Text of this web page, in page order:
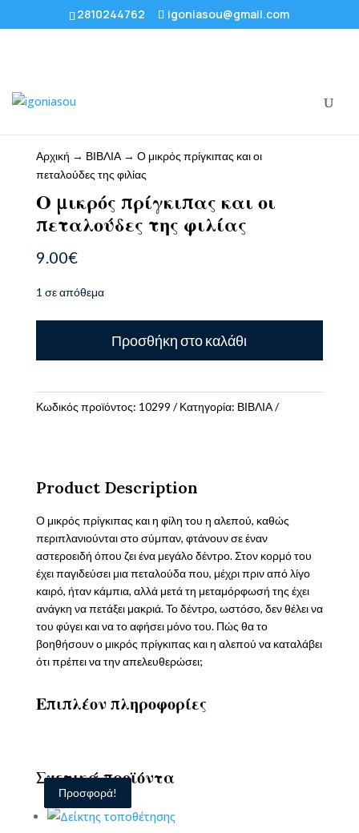
2810244762 igoniasou@gmail.com
Αρχική → ΒΙΒΛΙΑ→ Ο μικρός πρίγκιπας και οι
πεταλούδες της φιλίας
Ο μικρός πρίγκιπας και οι
πεταλούδες της φιλίας
9.00€
1 σε απόθεμα
πρίγκιπας
οι
Προσθήκη στο καλάθι
Κωδικός προϊόντος: 10299 Κατηγορία: ΒΙΒΛΙΑ
Product Description
Ο μικρός πρίγκιπας και η φίλη του η αλεπού, καθώς
περιπλανιούνται στο σύμπαν, φτάνουν σε έναν
αστεροειδή όπου ζει ένα μεγάλο δέντρο. Στον κορμό του
έχει παγιδεύσει μια πεταλούδα που, μέχρι πριν από λίγο
καιρό, ήταν κάμπια, αλλά μετά τη μεταμόρφωσή της έχει
ανάγκη να πετάξει μακριά. Το δέντρο, ωστόσο, δεν θέλει να
του φύγει και να το αφήσει μόνο του. Πώς θα το
βοηθήσουν ο μικρός πρίγκιπας και η αλεπού να καταλάβει
ότι πρέπει να την απελευθερώσει;
Επιπλέον πληροφορίες
Σχετικά προϊόντα
Προσφορά!
Προσφορά!